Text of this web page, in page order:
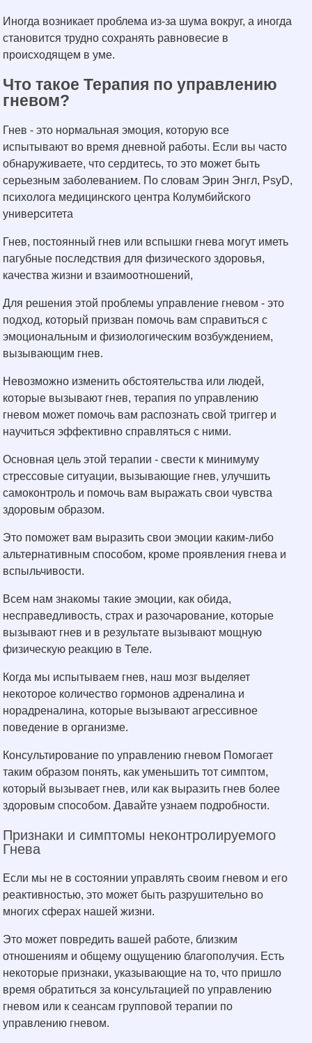
Иногда возникает проблема из-за шума вокруг, а иногда
становится трудно сохранять равновесие в
происходящем в уме.
Что такое Терапия по управлению
гневом?
Гнев - это нормальная эмоция, которую все
испытывают во время дневной работы. Если вы часто
обнаруживаете, что сердитесь, то это может быть
серьезным заболеванием. По словам Эрин Энгл, PsyD,
психолога медицинского центра Колумбийского
университета
Гнев, постоянный гнев или вспышки гнева могут иметь
пагубные последствия для физического здоровья,
качества жизни и взаимоотношений,
Для решения этой проблемы управление гневом - это
подход, который призван помочь вам справиться с
эмоциональным и физиологическим возбуждением,
вызывающим гнев.
Невозможно изменить обстоятельства или людей,
которые вызывают гнев, терапия по управлению
гневом может помочь вам распознать свой триггер и
научиться эффективно справляться с ними.
Основная цель этой терапии - свести к минимуму
стрессовые ситуации, вызывающие гнев, улучшить
самоконтроль и помочь вам выражать свои чувства
здоровым образом.
Это поможет вам выразить свои эмоции каким-либо
альтернативным способом, кроме проявления гнева и
вспыльчивости.
Всем нам знакомы такие эмоции, как обида,
несправедливость, страх и разочарование, которые
вызывают гнев и в результате вызывают мощную
физическую реакцию в Теле.
Когда мы испытываем гнев, наш мозг выделяет
некоторое количество гормонов адреналина и
норадреналина, которые вызывают агрессивное
поведение в организме.
Консультирование по управлению гневом Помогает
таким образом понять, как уменьшить тот симптом,
который вызывает гнев, или как выразить гнев более
здоровым способом. Давайте узнаем подробности.
Признаки и симптомы неконтролируемого
Гнева
Если мы не в состоянии управлять своим гневом и его
реактивностью, это может быть разрушительно во
многих сферах нашей жизни.
Это может повредить вашей работе, близким
отношениям и общему ощущению благополучия. Есть
некоторые признаки, указывающие на то, что пришло
время обратиться за консультацией по управлению
гневом или к сеансам групповой терапии по
управлению гневом.